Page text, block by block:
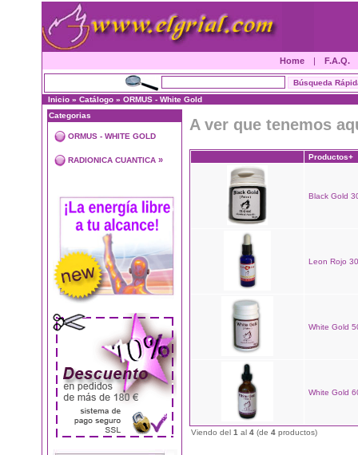
Home | F.A.Q.
Inicio » Catálogo » ORMUS - White Gold
Categorias
ORMUS - WHITE GOLD
RADIONICA CUANTICA »
A ver que tenemos
Productos+
Black Gold
Leon Rojo
White Gold
White Gold
Viendo del 1 al 4 (de 4 productos)